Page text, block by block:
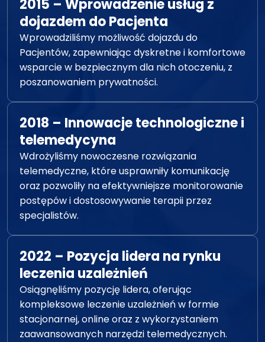
2015 – Wprowadzenie usług z
dojazdem do Pacjenta
Wprowadziliśmy możliwość dojazdu do
Pacjentów, zapewniając dyskretne i komfortowe
wsparcie w bezpiecznym dla nich otoczeniu, z
poszanowaniem prywatności.
2018 – Innowacje technologiczne i
telemedycyna
Wdrożyliśmy nowoczesne rozwiązania
telemedyczne, które usprawniły komunikację
oraz pozwoliły na efektywniejsze monitorowanie
postępów i dostosowywanie terapii przez
specjalistów.
2022 – Pozycja lidera na rynku
leczenia uzależnień
Osiągnęliśmy pozycję lidera, oferując
kompleksowe leczenie uzależnień w formie
stacjonarnej, online oraz z wykorzystaniem
zaawansowanych narzędzi telemedycznych.